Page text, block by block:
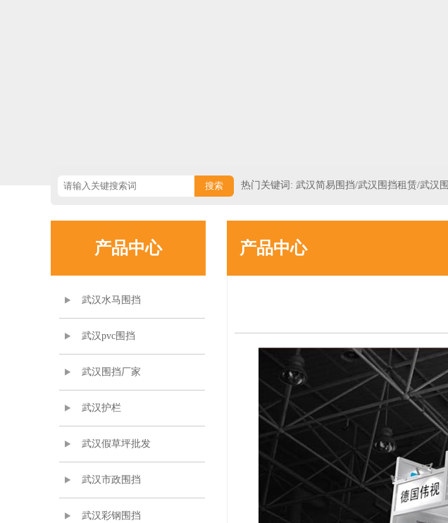
热门关键词: 武汉简易围挡/武汉围挡租赁/武汉围
产品中心
武汉水马围挡
武汉pvc围挡
武汉围挡厂家
武汉护栏
武汉假草坪批发
武汉市政围挡
武汉彩钢围挡
产品中心